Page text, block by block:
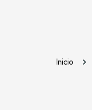
Inicio